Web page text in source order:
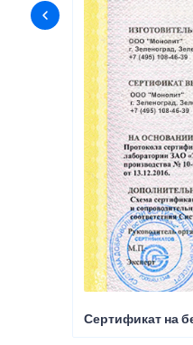
Сертификат на